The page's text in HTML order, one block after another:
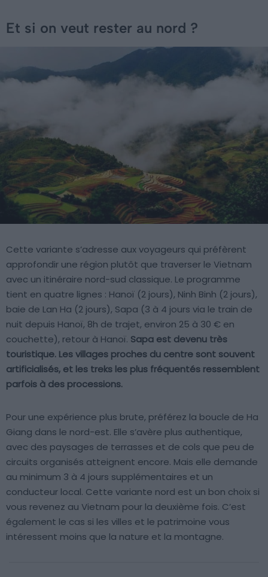
Et si on veut rester au nord ?
Cette variante s’adresse aux voyageurs qui préfèrent
approfondir une région plutôt que traverser le Vietnam
avec un itinéraire nord-sud classique. Le programme
tient en quatre lignes : Hanoï (2 jours), Ninh Binh (2 jours),
baie de Lan Ha (2 jours), Sapa (3 à 4 jours via le train de
nuit depuis Hanoï, 8h de trajet, environ 25 à 30 € en
couchette), retour à Hanoï. Sapa est devenu très
touristique. Les villages proches du centre sont souvent
artificialisés, et les treks les plus fréquentés ressemblent
parfois à des processions.
Pour une expérience plus brute, préférez la boucle de Ha
Giang dans le nord-est. Elle s’avère plus authentique,
avec des paysages de terrasses et de cols que peu de
circuits organisés atteignent encore. Mais elle demande
au minimum 3 à 4 jours supplémentaires et un
conducteur local. Cette variante nord est un bon choix si
vous revenez au Vietnam pour la deuxième fois. C’est
également le cas si les villes et le patrimoine vous
intéressent moins que la nature et la montagne.